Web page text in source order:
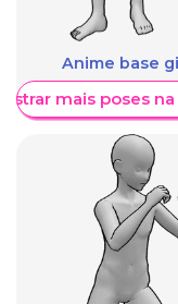
Anime base
mais poses na